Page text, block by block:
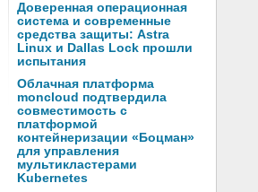
Доверенная операционная
система и современные
средства защиты: Astra
Linux и Dallas Lock прошли
испытания
Облачная платформа
moncloud подтвердила
совместимость с
платформой
контейнеризации «Боцман»
для управления
мультикластерами
Kubernetes